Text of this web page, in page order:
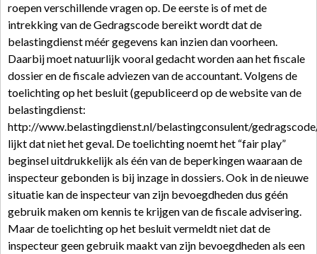
roepen verschillende vragen op. De eerste is of met de
intrekking van de Gedragscode bereikt wordt dat de
belastingdienst méér gegevens kan inzien dan voorheen.
Daarbij moet natuurlijk vooral gedacht worden aan het fiscale
dossier en de fiscale adviezen van de accountant. Volgens de
toelichting op het besluit (gepubliceerd op de website van de
belastingdienst:
http://www.belastingdienst.nl/belastingconsulent/
lijkt dat niet het geval. De toelichting noemt het “fair play”
beginsel uitdrukkelijk als één van de beperkingen waaraan de
inspecteur gebonden is bij inzage in dossiers. Ook in de nieuwe
situatie kan de inspecteur van zijn bevoegdheden dus géén
gebruik maken om kennis te krijgen van de fiscale advisering.
Maar de toelichting op het besluit vermeldt niet dat de
inspecteur geen gebruik maakt van zijn bevoegdheden als een